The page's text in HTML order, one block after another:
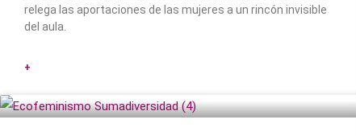
relega las aportaciones de las mujeres a un rincón invisible
del aula.
+